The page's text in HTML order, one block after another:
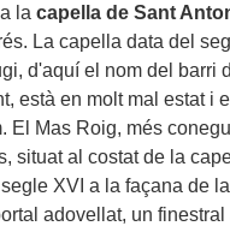
la capella de Sant
La capella data del
d'aquí el nom del barri
està en molt mal estat i
El Mas Roig, més
situat al costat de la
XVI a la façana de
adovellat, un